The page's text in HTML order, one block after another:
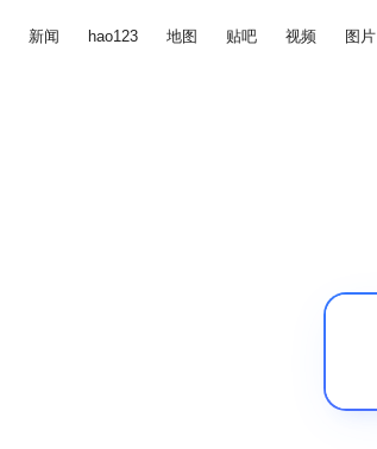
新闻 hao123 地图 贴吧 视频 图片